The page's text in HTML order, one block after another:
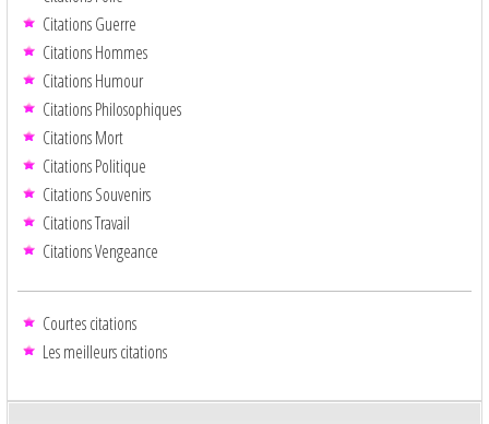
Citations Guerre
Citations Hommes
Citations Humour
Citations Philosophiques
Citations Mort
Citations Politique
Citations Souvenirs
Citations Travail
Citations Vengeance
Courtes citations
Les meilleurs citations